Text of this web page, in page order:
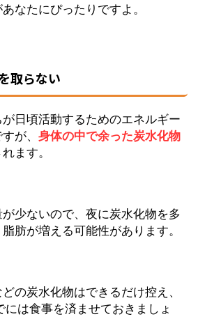
なたにぴったりですよ。
取らない
日頃活動するためのエネルギー
が、 身体の中で余った炭水化物
ます。
少ないので、夜に炭水化物を多
肪が増える可能性があります。
の炭水化物はできるだけ控え、
は食事を済ませておきましょ